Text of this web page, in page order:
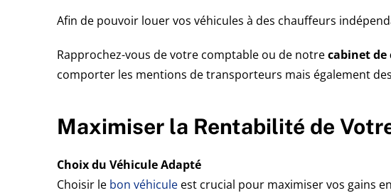
Afin de pouvoir louer vos véhicules à des chauffeurs
Rapprochez-vous de votre comptable ou de notrecabinet de
comporter les mentions de transporteurs mais également
Maximiser la Rentabilité de
Choix du Véhicule Adapté
Choisir le bon véhicule est crucial pour maximiser vos gains